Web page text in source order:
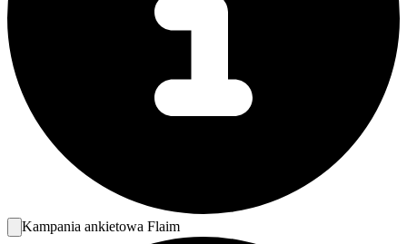
Kampania ankietowa Flaim